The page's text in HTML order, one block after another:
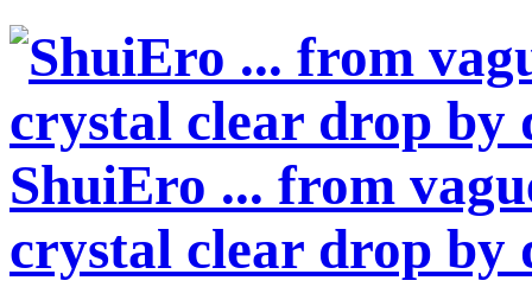
ShuiEro ... from
crystal clear drop by